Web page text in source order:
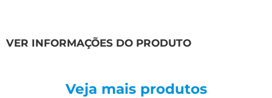
VER INFORMAÇÕES DO PRODUTO
Veja mais produtos